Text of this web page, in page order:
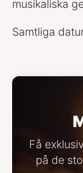
musikaliska
Samtliga
Få
på de